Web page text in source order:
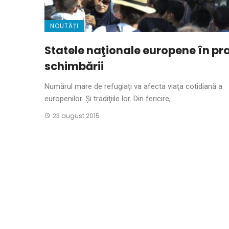
NOUTĂȚI
Statele naţionale europene în
schimbării
Numărul mare de refugiaţi va afecta viaţa cotidiană a
europenilor. Şi tradiţiile lor. Din fericire, ...
23 august 2015